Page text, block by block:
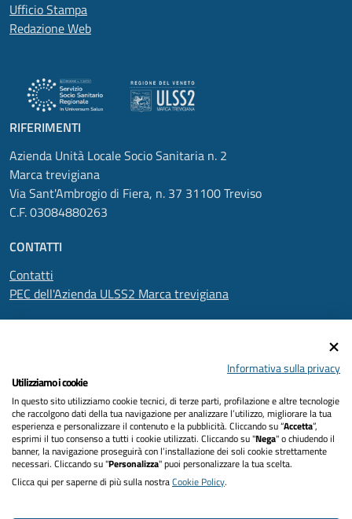
Ufficio Stampa
Redazione Web
RIFERIMENTI
Azienda Unità Locale Socio Sanitaria n. 2
Marca trevigiana
Via Sant'Ambrogio di Fiera, n. 37 31100 Treviso
C.F. 03084880263
CONTATTI
Contatti
PEC dell'Azienda ULSS2 Marca trevigiana
Informativa privacy
Dichiarazione di accessibilità
Note legali
Informativa sulla privacy
Utilizziamo i cookie
In questo sito utilizziamo cookie tecnici, di terze parti, profilazione e altre tecnologie
che raccolgono dati della tua navigazione per analizzare l’utilizzo, migliorare la tua
esperienza e personalizzare il contenuto e la pubblicità. Cliccando su “Accetta”,
esprimi il tuo consenso a tutti i cookie utilizzati. Cliccando su "Nega" o chiudendo il
banner, la navigazione proseguirà con l’installazione dei soli cookie strettamente
necessari. Cliccando su "Personalizza" puoi personalizzare la tua scelta.
Clicca qui per saperne di più sulla nostraCookie Policy.